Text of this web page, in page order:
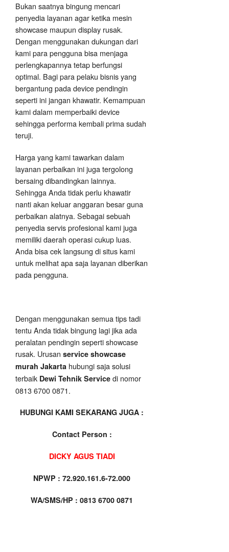
Bukan saatnya bingung mencari
penyedia layanan agar ketika mesin
showcase maupun display rusak.
Dengan menggunakan dukungan dari
kami para pengguna bisa menjaga
perlengkapannya tetap berfungsi
optimal. Bagi para pelaku bisnis yang
bergantung pada device pendingin
seperti ini jangan khawatir. Kemampuan
kami dalam memperbaiki device
sehingga performa kembali prima sudah
teruji.
Harga yang kami tawarkan dalam
layanan perbaikan ini juga tergolong
bersaing dibandingkan lainnya.
Sehingga Anda tidak perlu khawatir
nanti akan keluar anggaran besar guna
perbaikan alatnya. Sebagai sebuah
penyedia servis profesional kami juga
memiliki daerah operasi cukup luas.
Anda bisa cek langsung di situs kami
untuk melihat apa saja layanan diberikan
pada pengguna.
Dengan menggunakan semua tips tadi
tentu Anda tidak bingung lagi jika ada
peralatan pendingin seperti showcase
rusak. Urusan service showcase
murah Jakarta hubungi saja solusi
terbaik Dewi Tehnik Service di nomor
0813 6700 0871.
HUBUNGI KAMI SEKARANG JUGA :
Contact Person :
DICKY AGUS TIADI
NPWP : 72.920.161.6-72.000
WA/SMS/HP : 0813 6700 0871